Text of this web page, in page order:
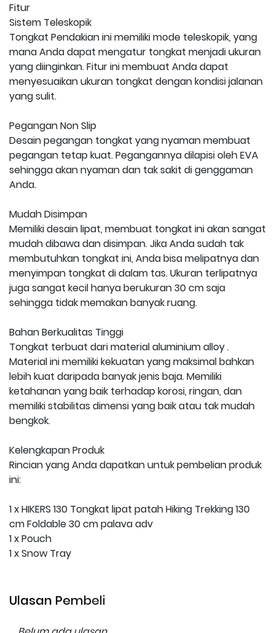
Fitur
Sistem Teleskopik
Tongkat Pendakian ini memiliki mode teleskopik, yang
mana Anda dapat mengatur tongkat menjadi ukuran
yang diinginkan. Fitur ini membuat Anda dapat
menyesuaikan ukuran tongkat dengan kondisi jalanan
yang sulit.
Pegangan Non Slip
Desain pegangan tongkat yang nyaman membuat
pegangan tetap kuat. Pegangannya dilapisi oleh EVA
sehingga akan nyaman dan tak sakit di genggaman
Anda.
Mudah Disimpan
Memiliki desain lipat, membuat tongkat ini akan sangat
mudah dibawa dan disimpan. Jika Anda sudah tak
membutuhkan tongkat ini, Anda bisa melipatnya dan
menyimpan tongkat di dalam tas. Ukuran terlipatnya
juga sangat kecil hanya berukuran 30 cm saja
sehingga tidak memakan banyak ruang.
Bahan Berkualitas Tinggi
Tongkat terbuat dari material aluminium alloy .
Material ini memiliki kekuatan yang maksimal bahkan
lebih kuat daripada banyak jenis baja. Memiliki
ketahanan yang baik terhadap korosi, ringan, dan
memiliki stabilitas dimensi yang baik atau tak mudah
bengkok.
Kelengkapan Produk
Rincian yang Anda dapatkan untuk pembelian produk
ini:
1 x HIKERS 130 Tongkat lipat patah Hiking Trekking 130
cm Foldable 30 cm palava adv
1 x Pouch
1 x Snow Tray
Ulasan Pembeli